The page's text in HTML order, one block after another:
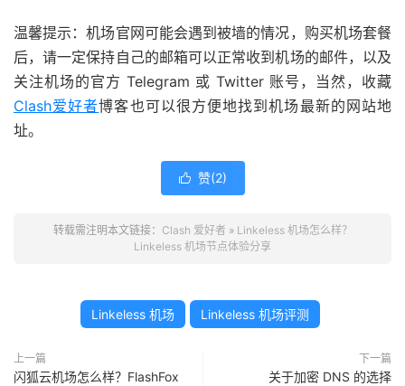
温馨提示：机场官网可能会遇到被墙的情况，购买机场套餐
后，请一定保持自己的邮箱可以正常收到机场的邮件，以及
关注机场的官方 Telegram 或 Twitter 账号，当然，收藏
Clash爱好者博客也可以很方便地找到机场最新的网站地
址。
 赞(2)
转载需注明本文链接： Clash 爱好者 » Linkeless 机场怎么样？
Linkeless 机场节点体验分享
Linkeless 机场 Linkeless 机场评测
上一篇
闪狐云机场怎么样？FlashFox
下一篇
关于加密 DNS 的选择